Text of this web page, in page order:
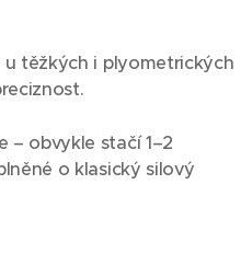
u těžkých i plyometrických
– obvykle stačí 1–2
o klasický silový